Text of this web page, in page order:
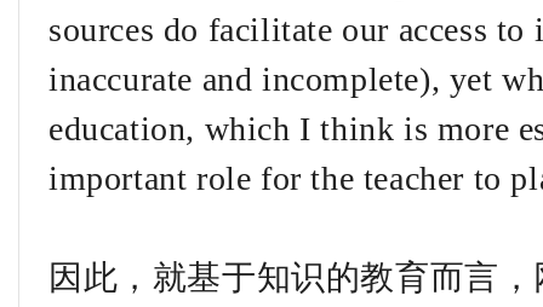
sources do facilitate our access
inaccurate and incomplete), yet
education, which I think is more
important role for the teacher to
因此，就基于知识的教育而言